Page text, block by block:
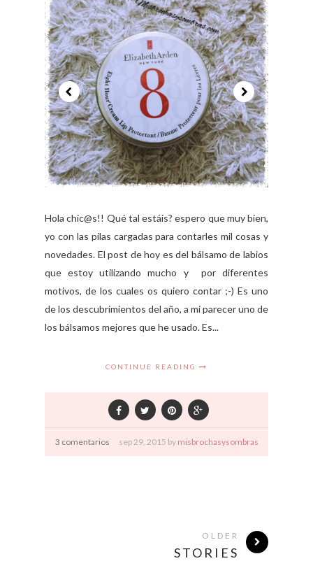
Hola chic@s!! Qué tal estáis? espero que muy bien,
yo con las pilas cargadas para contarles mil cosas y
novedades. El post de hoy es del bálsamo de labios
que estoy utilizando mucho y por diferentes
motivos, de los cuales os quiero contar ;-) Es uno
de los descubrimientos del año, a mi parecer uno de
los bálsamos mejores que he usado. Es...
CONTINUE READING
3 comentarios sep 29, 2015 by misbrochasysombras
OLDER
STORIES